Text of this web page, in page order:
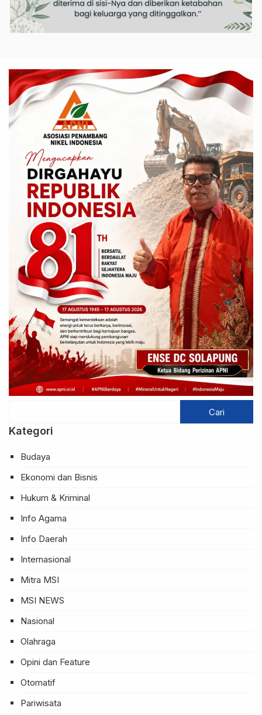
Kategori
Budaya
Ekonomi dan Bisnis
Hukum & Kriminal
Info Agama
Info Daerah
Internasional
Mitra MSI
MSI NEWS
Nasional
Olahraga
Opini dan Feature
Otomatif
Pariwisata